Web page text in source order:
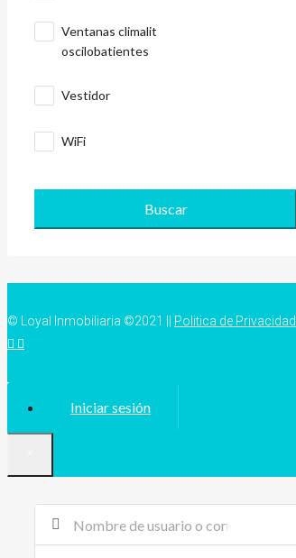
Ventanas climalit
oscilobatientes
Vestidor
WiFi
Buscar
© Loyal Inmobiliaria ©2021 || Politica de Privacidad
Iniciar sesión